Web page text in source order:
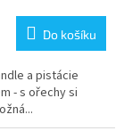
Do košíku
a pistácie
- s ořechy si